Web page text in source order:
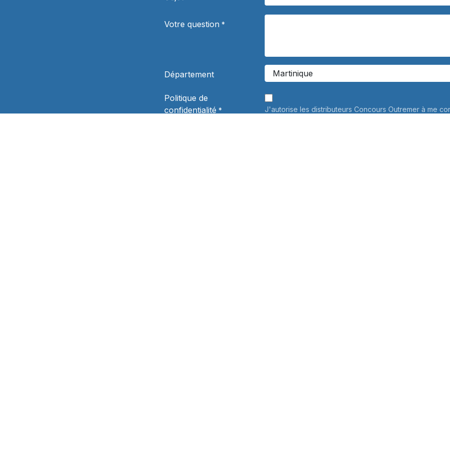
Votre question *
Département
Politique de
confidentialité *
J'autorise les distributeurs Concours Outremer à me